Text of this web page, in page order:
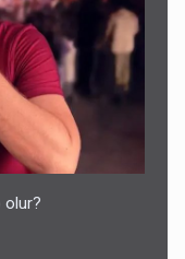
olur?